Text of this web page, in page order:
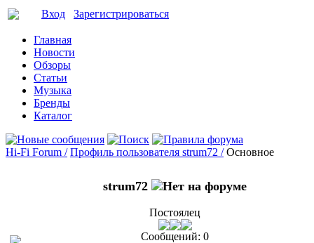
Вход Зарегистрироваться
Главная
Новости
Обзоры
Статьи
Музыка
Бренды
Каталог
Hi-Fi Forum / Профиль пользователя strum72 / Основное
strum72
Постоялец
Сообщений: 0